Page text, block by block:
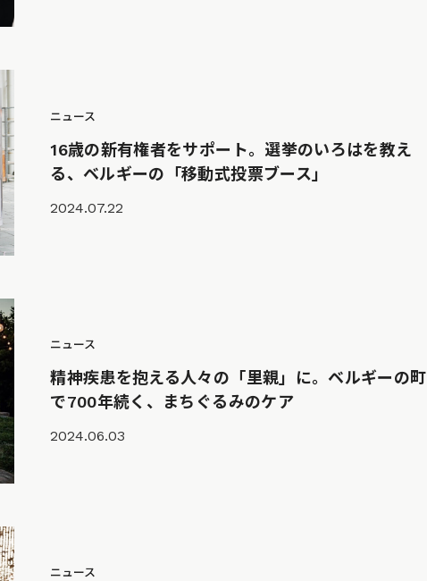
ニュース
16歳の新有権者をサポート。選挙のいろはを教え
る、ベルギーの「移動式投票ブース」
2024.07.22
ニュース
精神疾患を抱える人々の「里親」に。ベルギーの町
で700年続く、まちぐるみのケア
2024.06.03
ニュース